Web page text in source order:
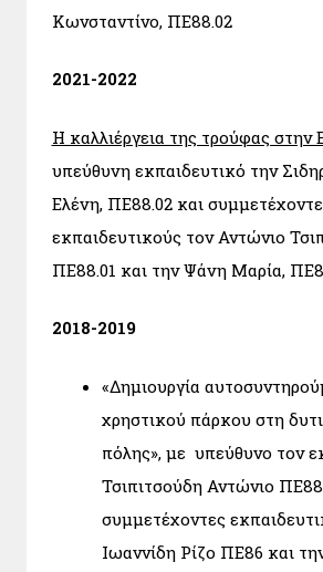
Κωνσταντίνο, ΠΕ88.02
2021-2022
Η καλλιέργεια της τρούφας στην
υπεύθυνη εκπαιδευτικό την
Ελένη, ΠΕ88.02 και
εκπαιδευτικούς τον Αντώνιο
ΠΕ88.01 και την Ψάνη Μαρία,
2018-2019
«Δημιουργία
χρηστικού πάρκου στη
πόλης», με υπεύθυνο τον
Τσιπιτσούδη Αντώνιο
συμμετέχοντες
Ιωαννίδη Ρίζο ΠΕ86 και